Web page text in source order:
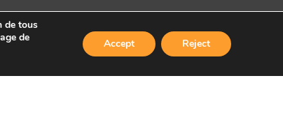
de tous
de
Accept Reject